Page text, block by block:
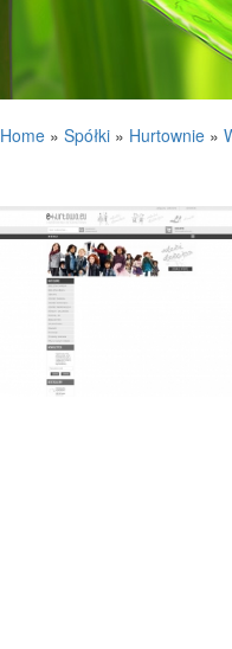
Home » Spółki » Hurtownie »